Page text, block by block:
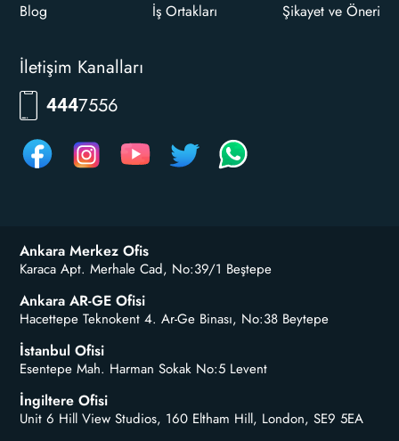
Blog
İş Ortakları
Şikayet ve Öneri
İletişim Kanalları
444RKLM
Ankara Merkez Ofis
Karaca Apt. Merhale Cad, No:39/1 Beştepe
Ankara AR-GE Ofisi
Hacettepe Teknokent 4. Ar-Ge Binası, No:38 Beytepe
İstanbul Ofisi
Esentepe Mah. Harman Sokak No:5 Levent
İngiltere Ofisi
Unit 6 Hill View Studios, 160 Eltham Hill, London, SE9 5EA